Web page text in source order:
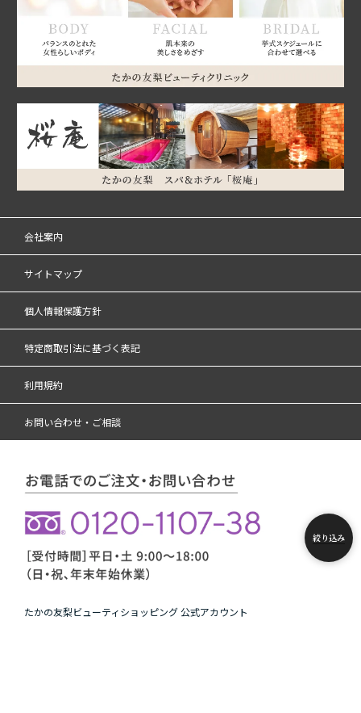
絞り込み
会社案内
サイトマップ
個人情報保護方針
特定商取引法に基づく表記
利用規約
お問い合わせ・ご相談
たかの友梨ビューティショッピング 公式アカウント